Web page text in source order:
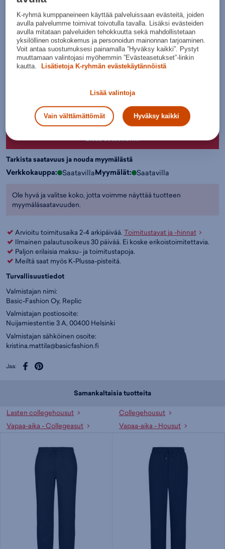
30pv alin hinta: 14,95€
Lisätietoa
Värit:
140 150 160 Kokotaulukko
Lisää ostoskoriin
Tarkista saatavuus ja nouda myymälästä
Verkkokauppa: SaatavillaMyymälät: Saatavilla
Ole hyvä ja valitse koko, jotta voimme näyttää tuotteen
myymäläsaatavuuden.
Arvioitu toimitusaika 2-4 arkipäivää. Toimitustavat ja -hinnat
Ilmainen palautusoikeus 30 päivää. Ei koske erikoistoimitettavia.
Paljon erilaisia maksu- ja toimitustapoja.
Meiltä saat myös K-Plussa-pisteitä.
Turvallisuustiedot
Valmistajan nimi:
Basic-Fashion Oy, Replic
Valmistajan postiosoite:
Nuijamiestentie 3 A, 00400 Helsinki
Valmistajan sähköinen osoite:
kristina.mattila@basicfashion.fi
Jaa:
Samankaltaisia tuotteita
Lasten collegehousut
Collegehousut
Vapaa-aika - Collegeasut
Vapaa-aika - Housut
K-ryhmä kumppaneineen käyttää palveluissaan evästeitä, joiden
avulla palvelumme toimivat toivotulla tavalla. Lisäksi evästeiden
avulla mitataan palveluiden tehokkuutta sekä mahdollistetaan
yksilöllinen ostokokemus ja personoidun mainonnan tarjoaminen.
Voit antaa suostumuksesi painamalla ”Hyväksy kaikki”. Pystyt
muuttamaan valintojasi myöhemmin ”Evästeasetukset”-linkin
kautta.
Lisätietoja K-ryhmän evästekäytännöistä
Lisää valintoja
Vain välttämättömät Hyväksy kaikki